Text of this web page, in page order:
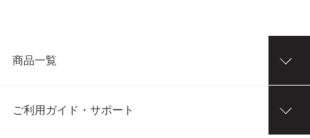
商品一覧
ご利用ガイド・サポート